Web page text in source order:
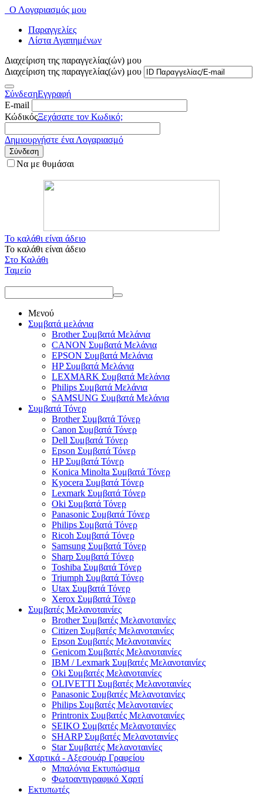
Ο Λογαριασμός μου
Παραγγελίες
Λίστα Αγαπημένων
Διαχείριση της παραγγελίας(ών) μου
Διαχείριση της παραγγελίας(ών) μου
ΣύνδεσηΕγγραφή
E-mail
ΚώδικόςΞεχάσατε τον Κωδικό;
Δημιουργήστε ένα Λογαριασμό
Σύνδεση
Να με θυμάσαι
Το καλάθι είναι άδειο
Το καλάθι είναι άδειο
Στο Καλάθι
Ταμείο
Μενού
Συμβατά μελάνια
Brother Συμβατά Μελάνια
CANON Συμβατά Μελάνια
EPSON Συμβατά Μελάνια
HP Συμβατά Μελάνια
LEXMARK Συμβατά Μελάνια
Philips Συμβατά Μελάνια
SAMSUNG Συμβατά Μελάνια
Συμβατά Τόνερ
Brother Συμβατά Τόνερ
Canon Συμβατά Τόνερ
Dell Συμβατά Τόνερ
Epson Συμβατά Τόνερ
HP Συμβατά Τόνερ
Konica Minolta Συμβατά Τόνερ
Kyocera Συμβατά Τόνερ
Lexmark Συμβατά Τόνερ
Oki Συμβατά Τόνερ
Panasonic Συμβατά Τόνερ
Philips Συμβατά Τόνερ
Ricoh Συμβατά Τόνερ
Samsung Συμβατά Τόνερ
Sharp Συμβατά Τόνερ
Toshiba Συμβατά Τόνερ
Triumph Συμβατά Τόνερ
Utax Συμβατά Τόνερ
Xerox Συμβατά Τόνερ
Συμβατές Μελανοταινίες
Brother Συμβατές Μελανοταινίες
Citizen Συμβατές Μελανοταινίες
Epson Συμβατές Μελανοταινίες
Genicom Συμβατές Μελανοταινίες
IBM / Lexmark Συμβατές Μελανοταινίες
Oki Συμβατές Μελανοταινίες
OLIVETTI Συμβατές Μελανοταινίες
Panasonic Συμβατές Μελανοταινίες
Philips Συμβατές Μελανοταινίες
Printronix Συμβατές Μελανοταινίες
SEIKO Συμβατές Μελανοταινίες
SHARP Συμβατές Μελανοταινίες
Star Συμβατές Μελανοταινίες
Χαρτικά - Αξεσουάρ Γραφείου
Μπαλόνια Εκτυπώσιμα
Φωτοαντιγραφικό Χαρτί
Εκτυπωτές